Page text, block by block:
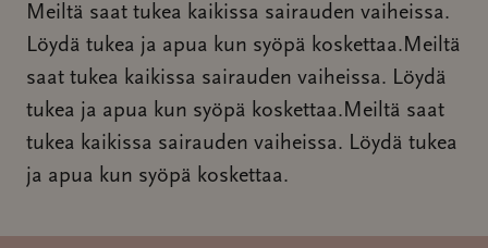
Meiltä saat tukea kaikissa sairauden vaiheissa.
Löydä tukea ja apua kun syöpä koskettaa.Meiltä
saat tukea kaikissa sairauden vaiheissa. Löydä
tukea ja apua kun syöpä koskettaa.Meiltä saat
tukea kaikissa sairauden vaiheissa. Löydä tukea
ja apua kun syöpä koskettaa.